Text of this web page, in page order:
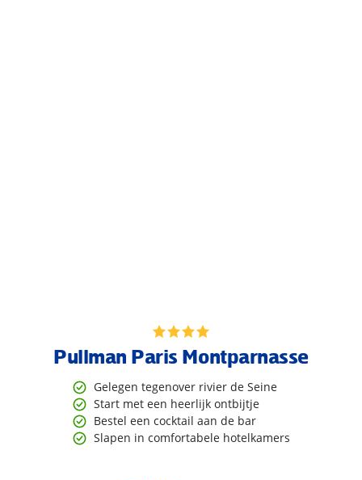
Pullman Paris Montparnasse
Gelegen tegenover rivier de Seine
Start met een heerlijk ontbijtje
Bestel een cocktail aan de bar
Slapen in comfortabele hotelkamers